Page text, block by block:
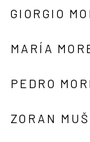
GIORGIO
MARÍA
PEDRO
ZORAN